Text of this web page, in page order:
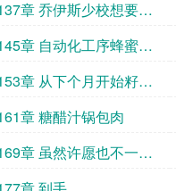
章 乔伊斯少校想要见
有重要情况必须当面汇
章 自动化工序蜂蜜山
章 从下个月开始籽城
进行日常的铁黑麦口粮
章 糖醋汁锅包肉
章 虽然许愿也不一定